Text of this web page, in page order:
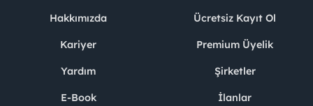
Hakkımızda
Kariyer
Yardım
E-Book
Ücretsiz Kayıt Ol
Premium Üyelik
Şirketler
İlanlar